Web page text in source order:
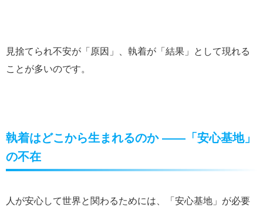
見捨てられ不安が「原因」、執着が「結果」として現れる
ことが多いのです。
執着はどこから生まれるのか ――「安心基地」
の不在
人が安心して世界と関わるためには、「安心基地」が必要